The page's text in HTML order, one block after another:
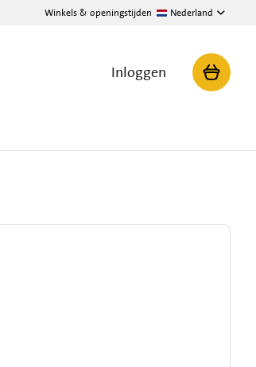
Winkels & openingstijden Nederland
Inloggen